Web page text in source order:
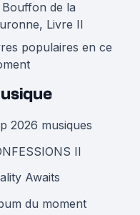
Bouffon de la
Livre II
populaires en ce
2026 musiques
II
Awaits
du moment